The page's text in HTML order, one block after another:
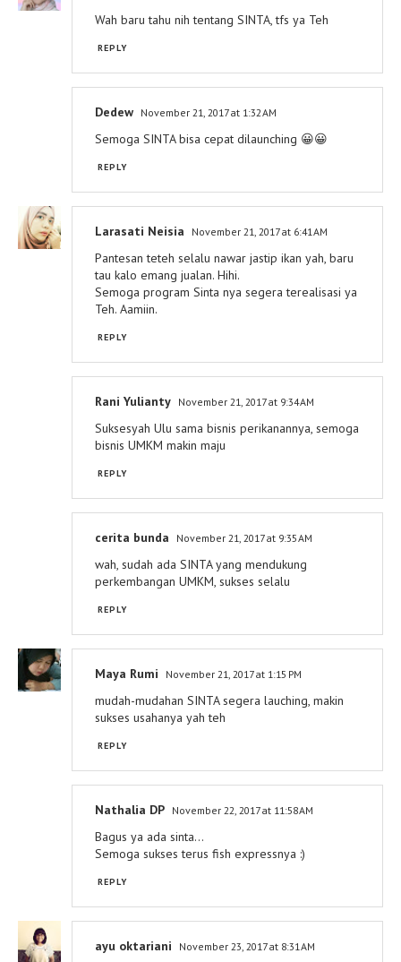
Wah baru tahu nih tentang SINTA, tfs ya Teh
REPLY
Dedew November 21, 2017 at 1:32 AM
Semoga SINTA bisa cepat dilaunching 😀😀
REPLY
Larasati Neisia November 21, 2017 at 6:41 AM
Pantesan teteh selalu nawar jastip ikan yah, baru
tau kalo emang jualan. Hihi.
Semoga program Sinta nya segera terealisasi ya
Teh. Aamiin.
REPLY
Rani Yulianty November 21, 2017 at 9:34 AM
Suksesyah Ulu sama bisnis perikanannya, semoga
bisnis UMKM makin maju
REPLY
cerita bunda November 21, 2017 at 9:35 AM
wah, sudah ada SINTA yang mendukung
perkembangan UMKM, sukses selalu
REPLY
Maya Rumi November 21, 2017 at 1:15 PM
mudah-mudahan SINTA segera lauching, makin
sukses usahanya yah teh
REPLY
Nathalia DP November 22, 2017 at 11:58 AM
Bagus ya ada sinta...
Semoga sukses terus fish expressnya :)
REPLY
ayu oktariani November 23, 2017 at 8:31 AM